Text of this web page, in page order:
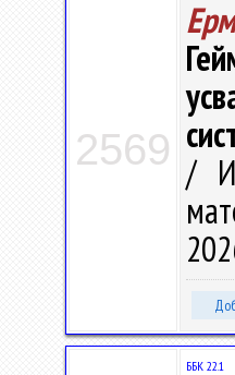
2569 /
ББК 22.1